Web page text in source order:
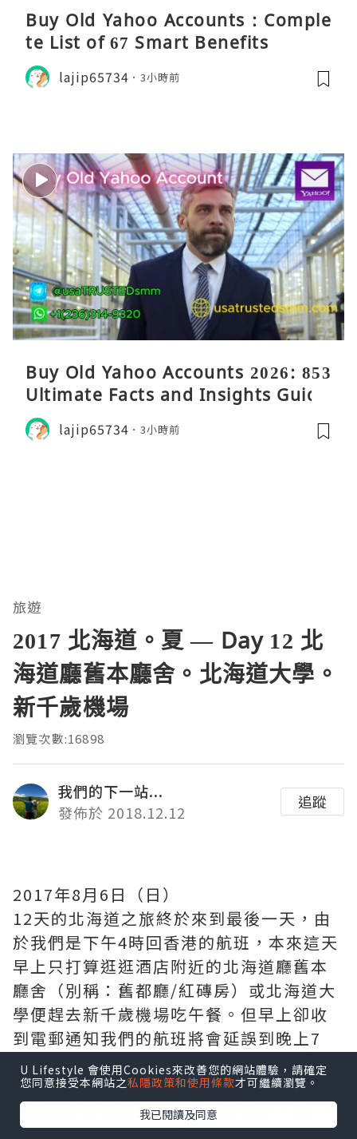
Buy Old Yahoo Accounts : Comple
te List of 67 Smart Benefits
lajip65734 3小時前
Buy Old Yahoo Accounts 2026: 853
Ultimate Facts and Insights Guide
lajip65734 3小時前
旅遊
2017 北海道。夏 — Day 12 北
海道廳舊本廳舍。北海道大學。
新千歲機場
瀏覽次數:16898
我們的下一站...
發佈於 2018.12.12
追蹤
2017年8月6日（日）
12天的北海道之旅終於來到最後一天，由
於我們是下午4時回香港的航班，本來這天
早上只打算逛逛酒店附近的北海道廳舊本
廳舍（別稱：舊都廳/紅磚房）或北海道大
學便趕去新千歲機場吃午餐。但早上卻收
到電郵通知我們的航班將會延誤到晚上7
時，突如其來多出3個小時，可以如何打發
時間呢！
結果就是舊都廳及北海道大學都走一遍，
而且還有時間在新千歲機場逛街買伴手
U Lifestyle 會使用Cookies來改善您的網站體驗，請確定
您同意接受本網站之私隱政策和使用條款才可繼續瀏覽。
我已閱讀及同意